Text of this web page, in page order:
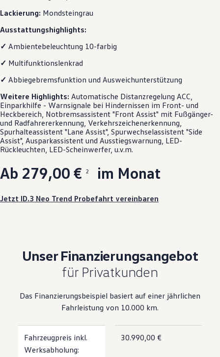
Magazin
Lifestyle
Transport
Familie
Elektromobilität
Volkswagen R
Pannen- und Unfallhilfe
Lackierung: Mondsteingrau
Ausstattungshighlights:
✓ Ambientebeleuchtung 10-farbig
✓ Multifunktionslenkrad
✓ Abbiegebremsfunktion und Ausweichunterstützung
Weitere Highlights: Automatische Distanzregelung ACC,
Einparkhilfe - Warnsignale bei Hindernissen im Front- und
Heckbereich, Notbremsassistent "Front Assist" mit Fußgänger-
und Radfahrererkennung, Verkehrszeichenerkennung,
Spurhalteassistent "Lane Assist", Spurwechselassistent "Side
Assist", Ausparkassistent und Ausstiegswarnung, LED-
Rückleuchten, LED-Scheinwerfer, u.v.m.
Ab 279,00 € 2 im Monat
Jetzt ID.3 Neo Trend Probefahrt vereinbaren
Unser Finanzierungsangebot
für Privatkunden
Das Finanzierungsbeispiel basiert auf einer jährlichen
Fahrleistung von 10.000 km.
Fahrzeugpreis inkl.
Werksabholung:
30.990,00 €